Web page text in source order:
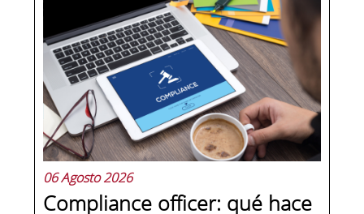
dirección y hay personas que lideran.
La diferencia no está en el cargo ni en
la antigüedad, sino en un conjunto de
competencias que se pueden
aprender, practicar y medir. Si te
preguntas qué separa a un directivo...
06 Agosto 2026
Compliance officer: qué hace